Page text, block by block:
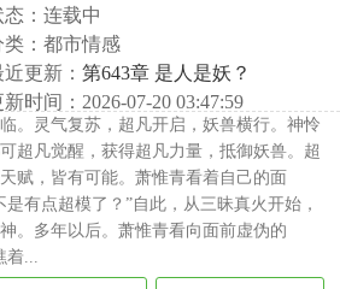
态：连载中
类：都市情感
更新： 第643章 是人是妖？
新时间：2026-07-20 03:47:59
。灵气复苏，超凡开启，妖兽横行。神怜
超凡觉醒，获得超凡力量，抵御妖兽。超
赋，皆有可能。萧惟青看着自己的面
有点超模了？”自此，从三昧真火开始，
。多年以后。萧惟青看向面前虚伪的
着...